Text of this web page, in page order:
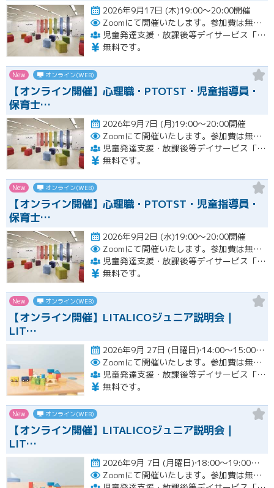
2026年9月17日 (木)19:00～20:00開催
Zoomにて開催いたします。参加費は無料です。
児童発達支援・放課後等デイサービス「LITALICOジュニア」
無料です。
New オンライン(WEB)
【オンライン開催】心理職・PTOTST・児童指導員・
保育士…
2026年9月7日 (月)19:00～20:00開催
Zoomにて開催いたします。参加費は無料です。
児童発達支援・放課後等デイサービス「LITALICOジュニア」
無料です。
New オンライン(WEB)
【オンライン開催】心理職・PTOTST・児童指導員・
保育士…
2026年9月2日 (水)19:00～20:00開催
Zoomにて開催いたします。参加費は無料です。
児童発達支援・放課後等デイサービス「LITALICOジュニア」
無料です。
New オンライン(WEB)
【オンライン開催】LITALICOジュニア説明会｜
LIT…
2026年9月 27日 (日曜日)⋅14:00～15:00開催
Zoomにて開催いたします。参加費は無料です。
児童発達支援・放課後等デイサービス「LITALICOジュニア」
無料です。
New オンライン(WEB)
【オンライン開催】LITALICOジュニア説明会｜
LIT…
2026年9月 7日 (月曜日)⋅18:00～19:00開催
Zoomにて開催いたします。参加費は無料です。